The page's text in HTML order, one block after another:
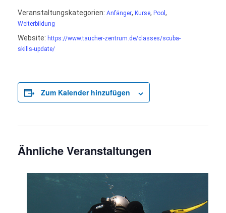
Veranstaltungskategorien: Anfänger, Kurse, Pool ,
Weiterbildung
Website: https://www.taucher-zentrum.de/classes/scuba-
skills-update/
Zum Kalender hinzufügen
Ähnliche Veranstaltungen